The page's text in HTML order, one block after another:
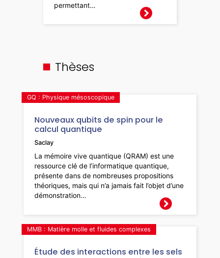
permettant…
Thèses
Nouveaux qubits de spin pour le
calcul quantique
GQ : Physique mésoscopique
Saclay
La mémoire vive quantique (QRAM) est une
ressource clé de l’informatique quantique,
présente dans de nombreuses propositions
théoriques, mais qui n’a jamais fait l’objet d’une
démonstration…
Étude des interactions entre les sels
MMB : Matière molle et fluides complexes